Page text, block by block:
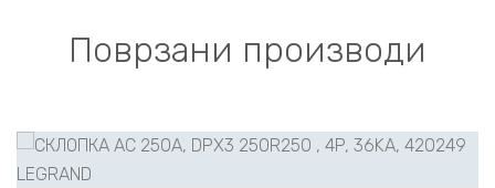
Поврзани производи